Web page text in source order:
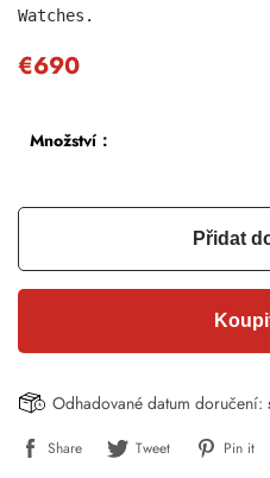
Watches.
€690
Množství：
Přidat
Odhadované datum doručení:
Share Tweet Pin it